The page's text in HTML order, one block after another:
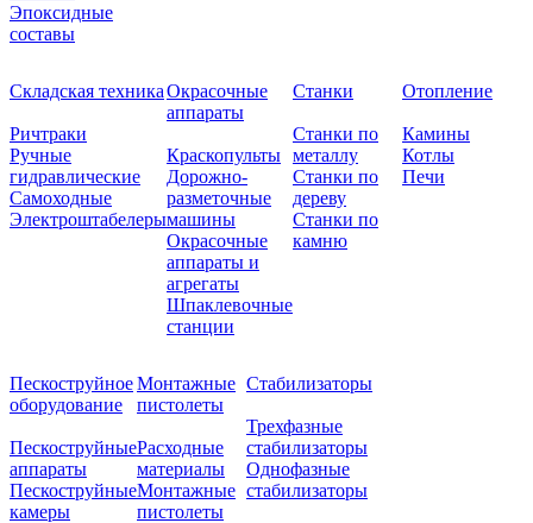
Эпоксидные
составы
Складская техника
Ричтраки
Ручные
гидравлические
Самоходные
Электроштабелеры
Окрасочные
аппараты
Краскопульты
Дорожно-
разметочные
машины
Окрасочные
аппараты и
агрегаты
Шпаклевочные
станции
Станки
Станки по
металлу
Станки по
дереву
Станки по
камню
Отопление
Камины
Котлы
Печи
Пескоструйное
оборудование
Пескоструйные
аппараты
Пескоструйные
камеры
Монтажные
пистолеты
Расходные
материалы
Монтажные
пистолеты
Стабилизаторы
Трехфазные
стабилизаторы
Однофазные
стабилизаторы